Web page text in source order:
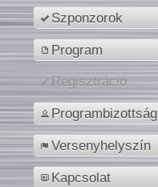
Szponzorok
Program
Regisztráció
Programbizottság
Versenyhelyszín
Kapcsolat